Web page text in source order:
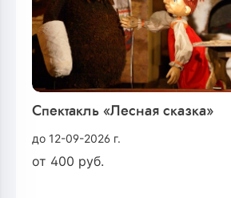
Спектакль «Лесная сказка»
до 12-09-2026 г.
от 400 руб.